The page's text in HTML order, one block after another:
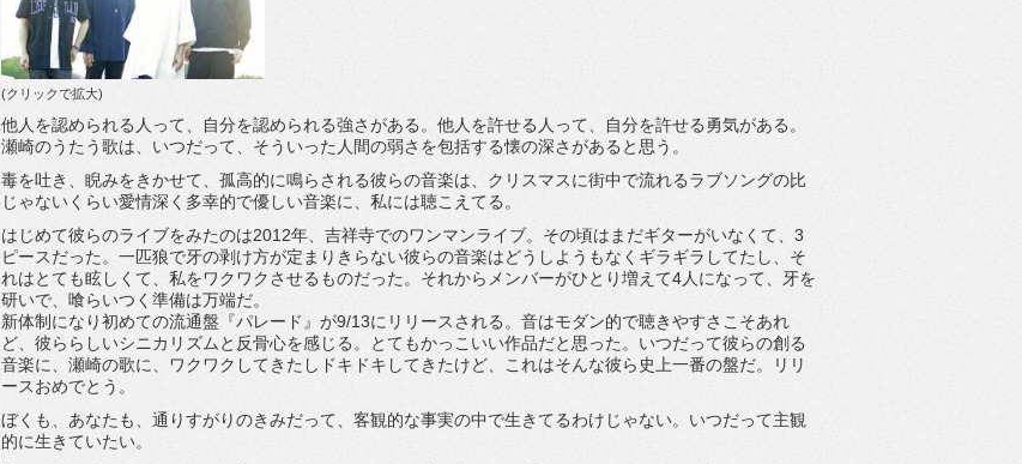
(クリックで拡大)
他人を認められる人って、自分を認められる強さがある。他人を許せる人って、自分を許せる勇気がある。
瀬崎のうたう歌は、いつだって、そういった人間の弱さを包括する懐の深さがあると思う。
毒を吐き、睨みをきかせて、孤高的に鳴らされる彼らの音楽は、クリスマスに街中で流れるラブソングの比
じゃないくらい愛情深く多幸的で優しい音楽に、私には聴こえてる。
はじめて彼らのライブをみたのは2012年、吉祥寺でのワンマンライブ。その頃はまだギターがいなくて、3
ピースだった。一匹狼で牙の剥け方が定まりきらない彼らの音楽はどうしようもなくギラギラしてたし、そ
れはとても眩しくて、私をワクワクさせるものだった。それからメンバーがひとり増えて4人になって、牙を
研いで、喰らいつく準備は万端だ。
新体制になり初めての流通盤『パレード』が9/13にリリースされる。音はモダン的で聴きやすさこそあれ
ど、彼ららしいシニカリズムと反骨心を感じる。とてもかっこいい作品だと思った。いつだって彼らの創る
音楽に、瀬崎の歌に、ワクワクしてきたしドキドキしてきたけど、これはそんな彼ら史上一番の盤だ。リリ
ースおめでとう。
ぼくも、あなたも、通りすがりのきみだって、客観的な事実の中で生きてるわけじゃない。いつだって主観
的に生きていたい。